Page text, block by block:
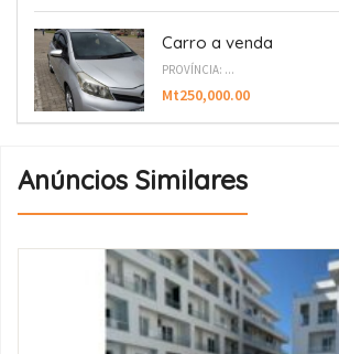
Carro a venda
PROVÍNCIA: ...
Mt250,000.00
Anúncios Similares